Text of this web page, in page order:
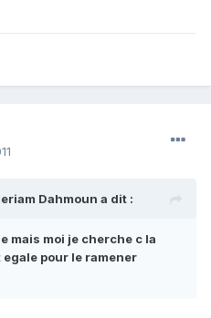
Dahmoun a dit :
mais moi je cherche c la
pour le ramener